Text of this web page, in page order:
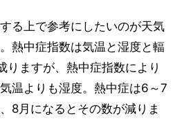
る上で参考にしたいのが天気
熱中症指数は気温と湿度と輻
りますが、熱中症指数により
温よりも湿度。熱中症は6～7
8月になるとその数が減りま